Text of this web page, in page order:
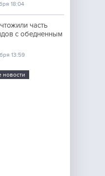
18:04
часть
с обедненным
13:59
новости